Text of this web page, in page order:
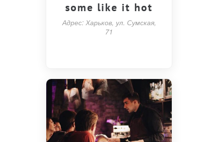
some like it hot
Адрес: Харьков, ул. Сумская,
71